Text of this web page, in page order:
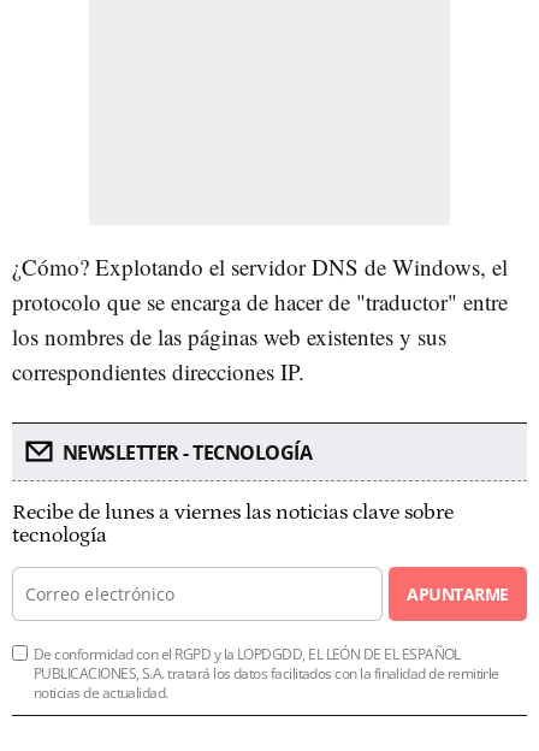
¿Cómo? Explotando el servidor DNS de Windows, el
protocolo que se encarga de hacer de "traductor" entre
los nombres de las páginas web existentes y sus
correspondientes direcciones IP.
NEWSLETTER - TECNOLOGÍA
Recibe de lunes a viernes las noticias clave sobre
tecnología
APUNTARME
De conformidad con el RGPD y la LOPDGDD, EL LEÓN DE EL ESPAÑOL
PUBLICACIONES, S.A. tratará los datos facilitados con la finalidad de remitirle
noticias de actualidad.